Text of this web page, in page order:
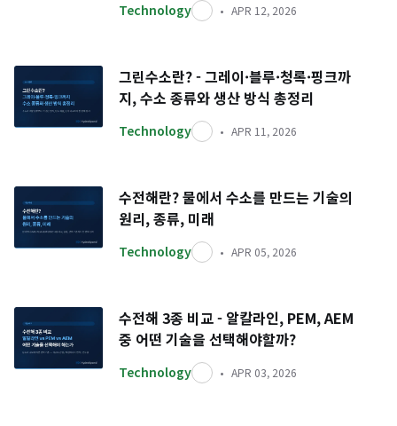
Technology APR 12, 2026
그린수소란? - 그레이·블루·청록·핑크까
지, 수소 종류와 생산 방식 총정리
Technology APR 11, 2026
수전해란? 물에서 수소를 만드는 기술의
원리, 종류, 미래
Technology APR 05, 2026
수전해 3종 비교 - 알칼라인, PEM, AEM
중 어떤 기술을 선택해야할까?
Technology APR 03, 2026